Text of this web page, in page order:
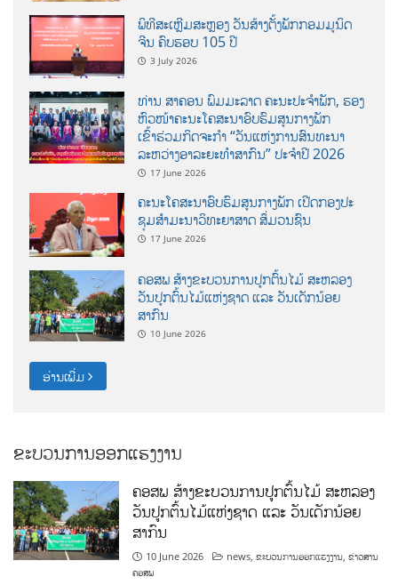
ພິທີສະເຫຼີມສະຫຼອງ ວັນສ້າງຕັ້ງພັກກອມມູນິດ
ຈີນ ຄົບຮອບ 105 ປີ
3 July 2026
ທ່ານ ສາຄອນ ພົມມະລາດ ຄະນະປະຈໍາພັກ, ຮອງ
ຫົວໜ້າຄະນະໂຄສະນາອົບຮົມສູນກາງພັກ
ເຂົ້າຮ່ວມກິດຈະກຳ “ວັນແຫ່ງການສົນທະນາ
ລະຫວ່າງອາລະຍະທຳສາກົນ” ປະຈຳປີ 2026
17 June 2026
ຄະນະໂຄສະນາອົບຮົມສູນກາງພັກ ເປີດກອງປະ
ຊຸມສຳມະນາວິທະຍາສາດ ສຶ່ມວນຊົນ
17 June 2026
ຄອສພ ສ້າງຂະບວນການປູກຕົ້ນໄມ້ ສະຫລອງ
ວັນປູກຕົ້ນໄມ້ແຫ່ງຊາດ ແລະ ວັນເດັກນ້ອຍ
ສາກົນ
10 June 2026
ອ່ານເພີ່ມ
ຂະບວນການອອກແຮງງານ
ຄອສພ ສ້າງຂະບວນການປູກຕົ້ນໄມ້ ສະຫລອງ
ວັນປູກຕົ້ນໄມ້ແຫ່ງຊາດ ແລະ ວັນເດັກນ້ອຍ
ສາກົນ
10 June 2026 news ,ຂະບວນການອອກແຮງງານ ,ຂ່າວສານ
ຄອສພ